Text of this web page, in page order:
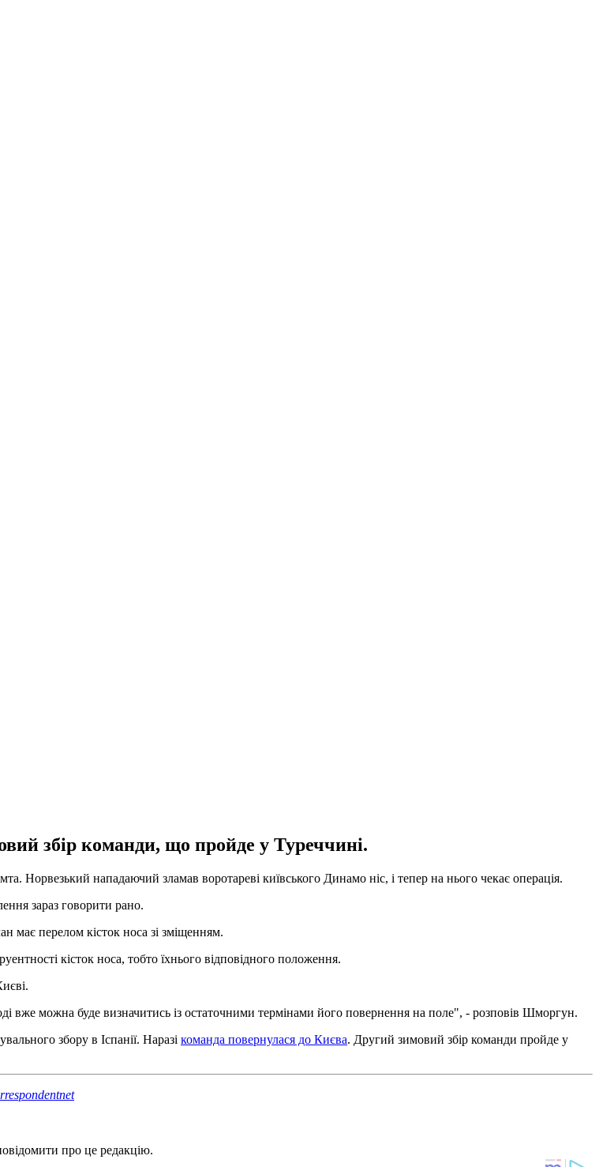
збір команди, що пройде у Туреччині.
Норвезький нападаючий зламав воротареві київського Динамо ніс, і тепер на нього чекає операція.
зараз говорити рано.
має перелом кісток носа зі зміщенням.
кісток носа, тобто їхнього відповідного положення.
вже можна буде визначитись із остаточними термінами його повернення на поле", - розповів Шморгун.
збору в Іспанії. Наразі команда повернулася до Києва. Другий зимовий збір команди пройде у
про це редакцію.